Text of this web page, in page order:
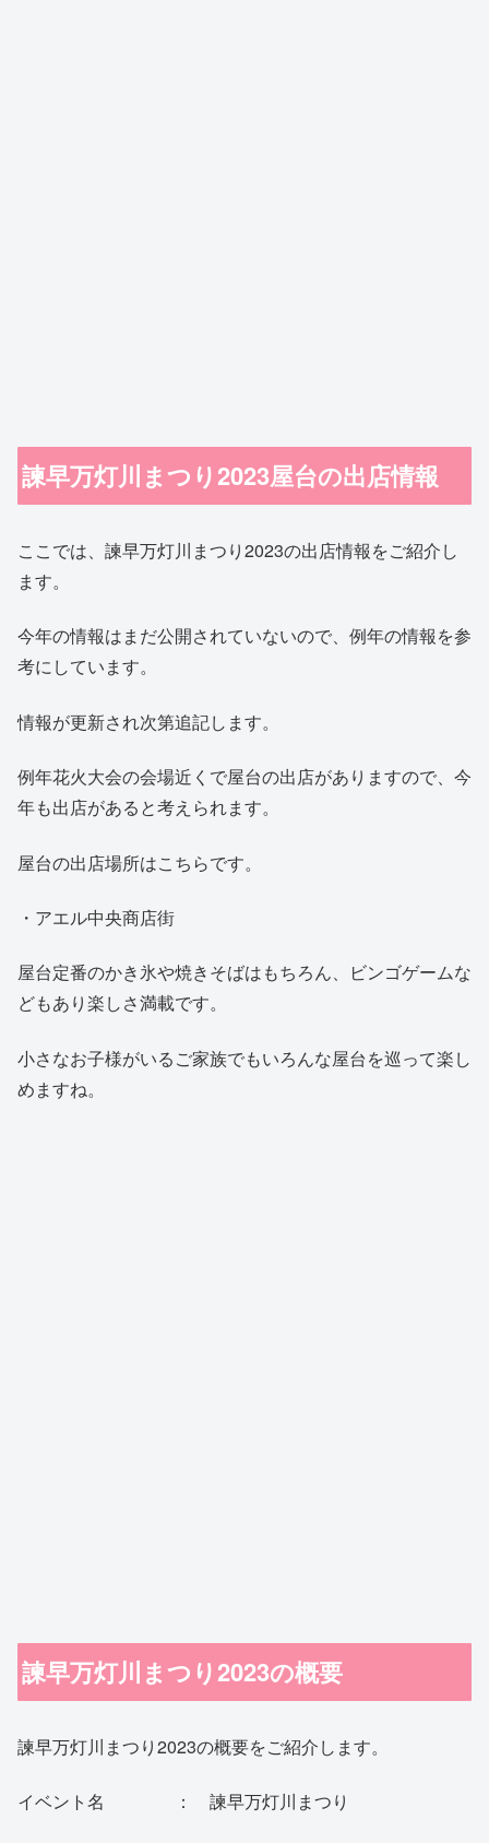
諫早万灯川まつり2023屋台の出店情報
ここでは、諫早万灯川まつり2023の出店情報をご紹介し
ます。
今年の情報はまだ公開されていないので、例年の情報を参
考にしています。
情報が更新され次第追記します。
例年花火大会の会場近くで屋台の出店がありますので、今
年も出店があると考えられます。
屋台の出店場所はこちらです。
・アエル中央商店街
屋台定番のかき氷や焼きそばはもちろん、ビンゴゲームな
どもあり楽しさ満載です。
小さなお子様がいるご家族でもいろんな屋台を巡って楽し
めますね。
諫早万灯川まつり2023の概要
諫早万灯川まつり2023の概要をご紹介します。
イベント名 ： 諫早万灯川まつり